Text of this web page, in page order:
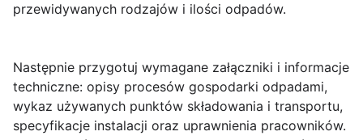
przewidywanych rodzajów i ilości odpadów.
Następnie przygotuj wymagane załączniki i informacje
techniczne: opisy procesów gospodarki odpadami,
wykaz używanych punktów składowania i transportu,
specyfikacje instalacji oraz uprawnienia pracowników.